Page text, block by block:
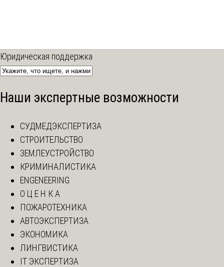
Юридическая поддержка
Наши экспертные возможности
СУДМЕДЭКСПЕРТИЗА
СТРОИТЕЛЬСТВО
ЗЕМЛЕУСТРОЙСТВО
КРИМИНАЛИСТИКА
ENGENEERING
О Ц Е Н К А
ПОЖАРОТЕХНИКА
АВТОЭКСПЕРТИЗА
ЭКОНОМИКА
ЛИНГВИСТИКА
IT ЭКСПЕРТИЗА